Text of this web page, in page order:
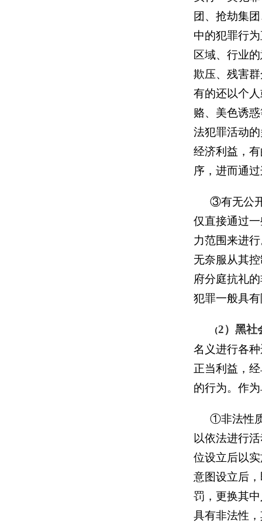
团、抢劫集
中的犯罪行
区域、行业
欺压、残害
有的还以个
赂、美色诱
法犯罪活动
经济利益，
序，进而通
③有无公
仅直接通过
力范围来进
无奈服从其
府分庭抗礼
犯罪一般具
（2）黑社
名义进行各
正当利益，
的行为。作
①非法性
以依法进行
位设立后以
意图设立后
罚，更换其
具有非法性